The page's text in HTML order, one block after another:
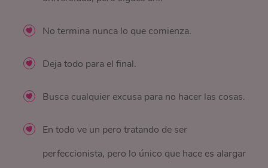
No termina nunca lo que comienza.
Deja todo para el final.
Busca cualquier excusa para no hacer las cosas.
En todo ve un pero tratando de ser
perfeccionista, pero lo único que hace es alargar